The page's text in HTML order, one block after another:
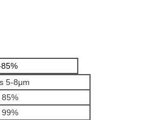
5-8μm
85%
99%